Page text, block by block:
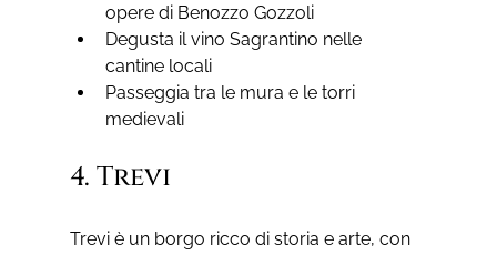
opere di Benozzo Gozzoli
Degusta il vino Sagrantino nelle
cantine locali
Passeggia tra le mura e le torri
medievali
4. Trevi
Trevi è un borgo ricco di storia e arte, con